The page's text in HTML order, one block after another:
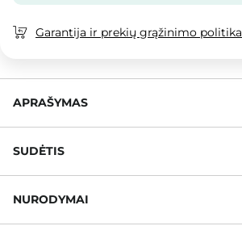
Garantija ir prekių grąžinimo politika
APRAŠYMAS
SUDĖTIS
NURODYMAI